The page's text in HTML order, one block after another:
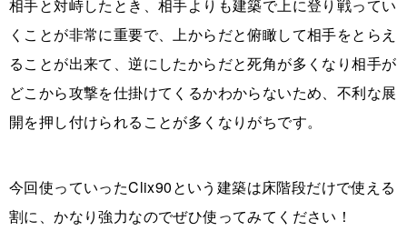
相手と対峙したとき、相手よりも建築で上に登り戦ってい
くことが非常に重要で、上からだと俯瞰して相手をとらえ
ることが出来て、逆にしたからだと死角が多くなり相手が
どこから攻撃を仕掛けてくるかわからないため、不利な展
開を押し付けられることが多くなりがちです。
今回使っていったClix90という建築は床階段だけで使える
割に、かなり強力なのでぜひ使ってみてください！